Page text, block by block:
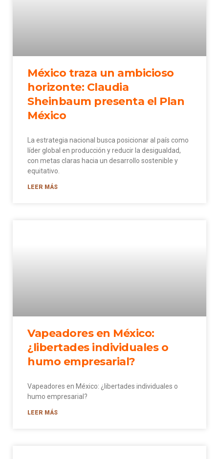
México traza un ambicioso
horizonte: Claudia
Sheinbaum presenta el Plan
México
La estrategia nacional busca posicionar al país como
líder global en producción y reducir la desigualdad,
con metas claras hacia un desarrollo sostenible y
equitativo.
LEER MÁS
Vapeadores en México:
¿libertades individuales o
humo empresarial?
Vapeadores en México: ¿libertades individuales o
humo empresarial?
LEER MÁS